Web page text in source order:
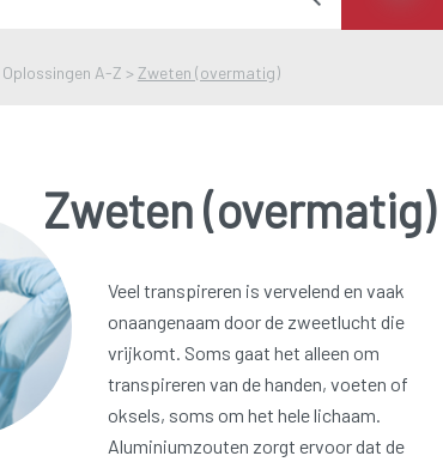
Oplossingen A-Z > Zweten (overmatig)
Zweten (overmatig)
Veel transpireren is vervelend en vaak
onaangenaam door de zweetlucht die
vrijkomt. Soms gaat het alleen om
transpireren van de handen, voeten of
oksels, soms om het hele lichaam.
Aluminiumzouten zorgt ervoor dat de